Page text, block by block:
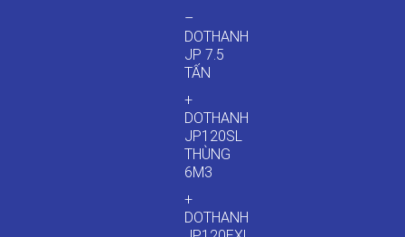
–
DOTHANH
JP 7.5
TẤN
+
DOTHANH
JP120SL
THÙNG
6M3
+
DOTHANH